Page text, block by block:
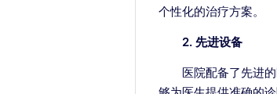
个性化的治疗方案。
2. 先进设备
医院配备了先进